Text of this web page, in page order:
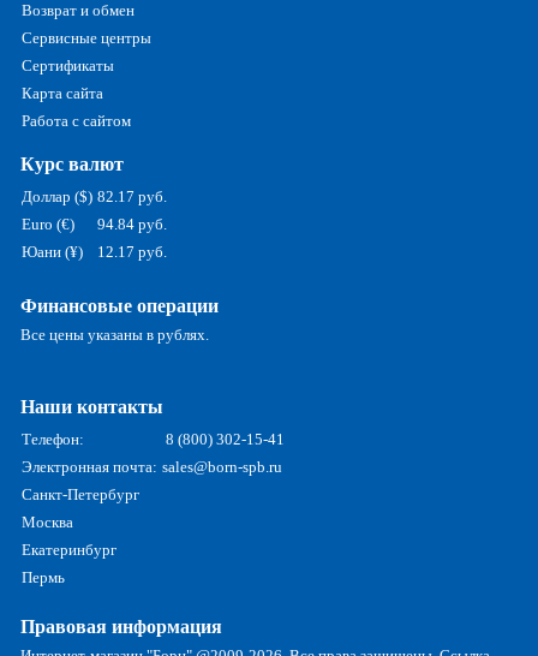
Возврат и обмен
Сервисные центры
Сертификаты
Карта сайта
Работа с сайтом
Курс валют
Доллар ($) 82.17 руб.
Euro (€)
94.84 руб.
Юани (¥)
12.17 руб.
Финансовые операции
Все цены указаны в рублях.
Наши контакты
Телефон:
8 (800) 302-15-41
Электронная почта: sales@born-spb.ru
Санкт-Петербург
Москва
Екатеринбург
Пермь
Правовая информация